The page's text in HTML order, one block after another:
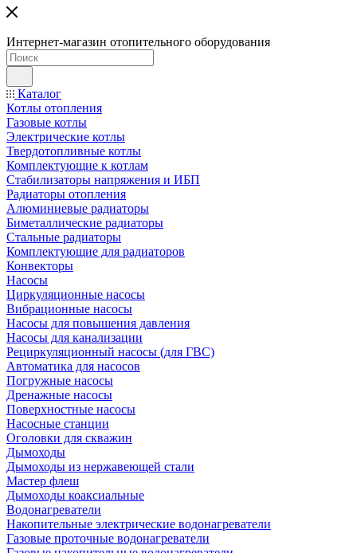
Интернет-магазин отопительного оборудования
Каталог
Котлы отопления
Газовые котлы
Электрические котлы
Твердотопливные котлы
Комплектующие к котлам
Стабилизаторы напряжения и ИБП
Радиаторы отопления
Алюминиевые радиаторы
Биметаллические радиаторы
Стальные радиаторы
Комплектующие для радиаторов
Конвекторы
Насосы
Циркуляционные насосы
Вибрационные насосы
Насосы для повышения давления
Насосы для канализации
Рециркуляционный насосы (для ГВС)
Автоматика для насосов
Погружные насосы
Дренажные насосы
Поверхностные насосы
Насосные станции
Оголовки для скважин
Дымоходы
Дымоходы из нержавеющей стали
Мастер флеш
Дымоходы коаксиальные
Водонагреватели
Накопительные электрические водонагреватели
Газовые проточные водонагреватели